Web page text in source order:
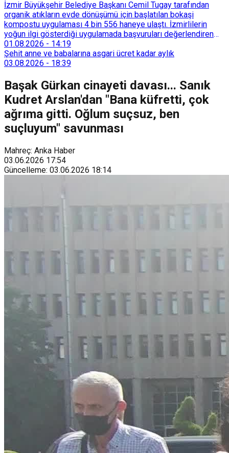
İzmir Büyükşehir Belediye Başkanı Cemil Tugay tarafından
organik atıkların evde dönüşümü için başlatılan bokaşi
kompostu uygulaması 4 bin 556 haneye ulaştı. İzmirlilerin
yoğun ilgi gösterdiği uygulamada başvuruları değerlendiren
Tarımsal Hizmetler Dairesi Başkanlığı, farklı ilçelerde toplam
128 bokaşi kompost eğitimi düzenleyerek İzmirlileri
sürdürülebilir atık yönetimi sistemine dahil etti.
01.08.2026 - 14:19
Şehit anne ve babalarına asgari ücret kadar aylık
03.08.2026 - 18:39
Başak Gürkan cinayeti davası... Sanık
Kudret Arslan'dan "Bana küfretti, çok
ağrıma gitti. Oğlum suçsuz, ben
suçluyum" savunması
Mahreç: Anka Haber
03.06.2026 17:54
Güncelleme: 03.06.2026 18:14